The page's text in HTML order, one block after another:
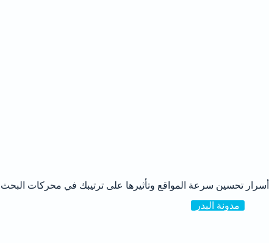
أسرار تحسين سرعة المواقع وتأثيرها على ترتيبك في محركات البحث
مدونة البدر